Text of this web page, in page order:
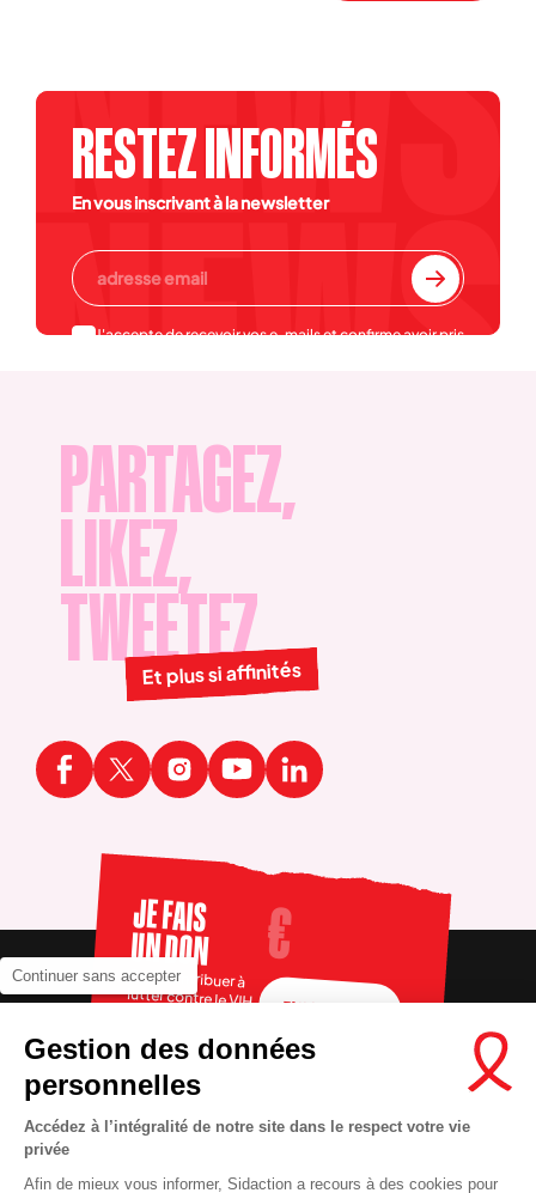
Continuer sans accepter
Gestion des données
personnelles
Accédez à l’intégralité de notre site dans le respect votre vie
privée
Afin de mieux vous informer, Sidaction a recours à des cookies pour
RESTEZ INFORMÉS
En vous inscrivant à la newsletter
J'accepte de recevoir vos e-mails et confirme avoir pris
PARTAGEZ,
LIKEZ,
TWEETEZ
Et plus si affinités
JE FAIS
UN DON
Pour contribuer à
lutter contre le VIH FAIRE UN DON